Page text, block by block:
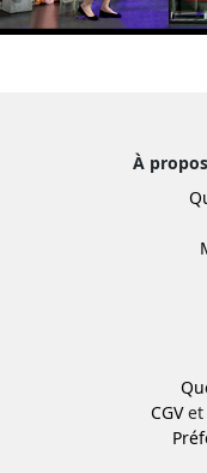
À
CGVet